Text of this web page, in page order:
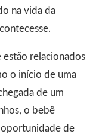
na vida da
relacionados
o início de uma
de um
o bebê
de